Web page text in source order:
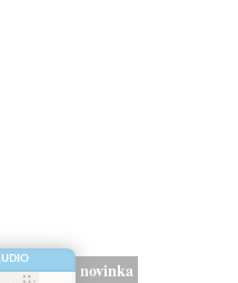
novinka